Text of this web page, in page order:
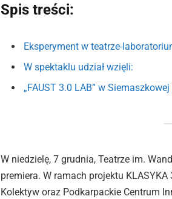
Spis treści:
Eksperyment w teatrze-
W spektaklu udział wzięli:
„FAUST 3.0 LAB” w Siemaszkowej
W niedzielę, 7 grudnia, Teatrze im.
premiera. W ramach projektu
Kolektyw oraz Podkarpackie Centrum